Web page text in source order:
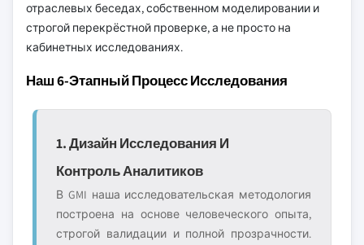
отраслевых беседах, собственном моделировании и
строгой перекрёстной проверке, а не просто на
кабинетных исследованиях.
Наш 6-Этапный Процесс Исследования
1. Дизайн Исследования И
Контроль Аналитиков
В GMI наша исследовательская методология
построена на основе человеческого опыта,
строгой валидации и полной прозрачности.